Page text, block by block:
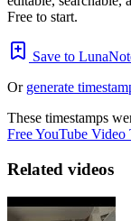
Free to start.
Save to
Or generate
These timestamps
Free YouTube Video
Related videos